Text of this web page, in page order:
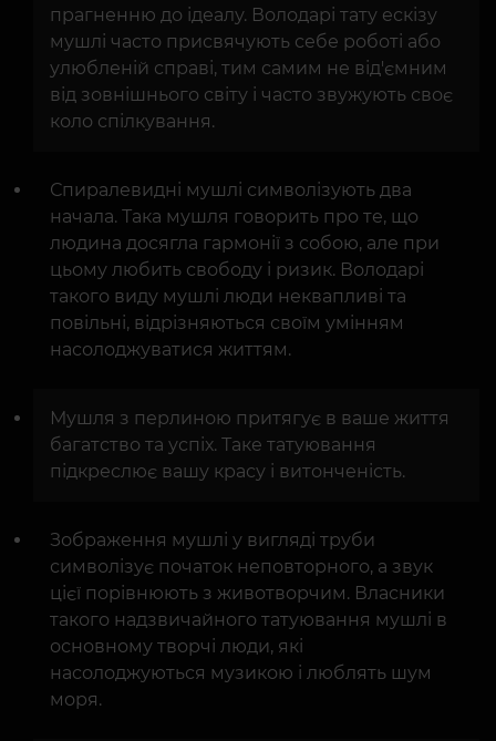
прагненню до ідеалу. Володарі тату ескізу
мушлі часто присвячують себе роботі або
улюбленій справі, тим самим не від'ємним
від зовнішнього світу і часто звужують своє
коло спілкування.
Спиралевидні мушлі символізують два
начала. Така мушля говорить про те, що
людина досягла гармонії з собою, але при
цьому любить свободу і ризик. Володарі
такого виду мушлі люди неквапливі та
повільні, відрізняються своїм умінням
насолоджуватися життям.
Мушля з перлиною притягує в ваше життя
багатство та успіх. Таке татуювання
підкреслює вашу красу і витонченість.
Зображення мушлі у вигляді труби
символізує початок неповторного, а звук
цієї порівнюють з животворчим. Власники
такого надзвичайного татуювання мушлі в
основному творчі люди, які
насолоджуються музикою і люблять шум
моря.